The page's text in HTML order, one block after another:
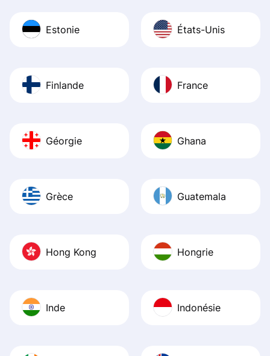
Estonie États-Unis
Finlande France
Géorgie Ghana
Grèce Guatemala
Hong Kong Hongrie
Inde Indonésie